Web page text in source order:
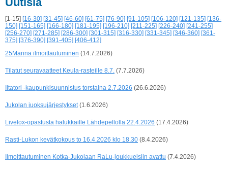
[1-15] [16-30] [31-45] [46-60] [61-75] [76-90] [91-105] [106-120] [121-135] [136-
150] [151-165] [166-180] [181-195] [196-210] [211-225] [226-240] [241-255]
[256-270] [271-285] [286-300] [301-315] [316-330] [331-345] [346-360] [361-
375] [376-390] [391-405] [406-412]
25Manna ilmoittautuminen (14.7.2026)
Tilatut seuravaatteet Keula-rasteille 8.7. (7.7.2026)
Iltatori -kaupunkisuunnistus torstaina 2.7.2026 (26.6.2026)
Jukolan juoksujärjestykset (1.6.2026)
Livelox-opastusta halukkaille Lähdepellolla 22.4.2026 (17.4.2026)
Rasti-Lukon kevätkokous to 16.4.2026 klo 18.30 (8.4.2026)
Ilmoittautuminen Kotka-Jukolaan RaLu-joukkueisiin avattu (7.4.2026)